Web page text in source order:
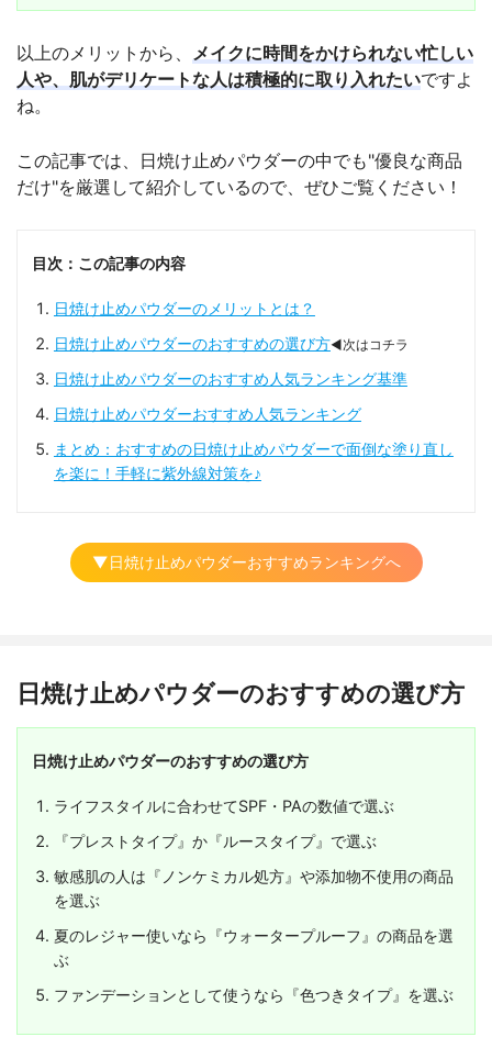
以上のメリットから、 メイクに時間をかけられない忙しい
人や、肌がデリケートな人は積極的に取り入れたいですよ
ね。
この記事では、日焼け止めパウダーの中でも"優良な商品
だけ"を厳選して紹介しているので、ぜひご覧ください！
目次：この記事の内容
日焼け止めパウダーのメリットとは？
日焼け止めパウダーのおすすめの選び方◀次はコチラ
日焼け止めパウダーのおすすめ人気ランキング基準
日焼け止めパウダーおすすめ人気ランキング
まとめ：おすすめの日焼け止めパウダーで面倒な塗り直し
を楽に！手軽に紫外線対策を♪
▼日焼け止めパウダーおすすめランキングへ
日焼け止めパウダーのおすすめの選び方
日焼け止めパウダーのおすすめの選び方
ライフスタイルに合わせてSPF・PAの数値で選ぶ
『プレストタイプ』か『ルースタイプ』で選ぶ
敏感肌の人は『ノンケミカル処方』や添加物不使用の商品
を選ぶ
夏のレジャー使いなら『ウォータープルーフ』の商品を選
ぶ
ファンデーションとして使うなら『色つきタイプ』を選ぶ